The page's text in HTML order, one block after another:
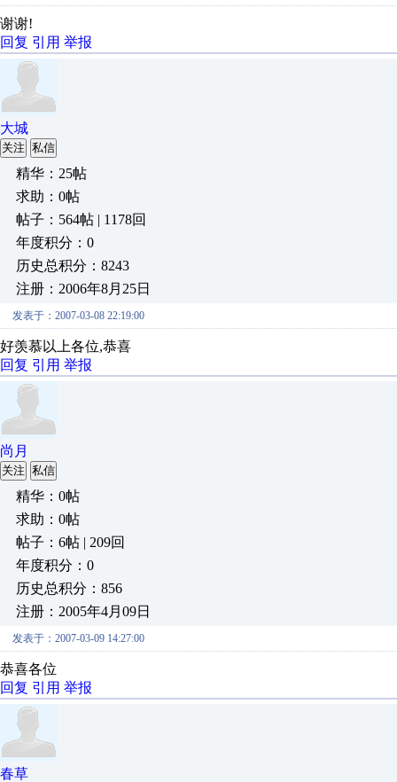
谢谢!
回复 引用 举报
大城
关注 私信
精华：25帖
求助：0帖
帖子：564帖 | 1178回
年度积分：0
历史总积分：8243
注册：2006年8月25日
发表于：2007-03-08 22:19:00
好羡慕以上各位,恭喜
回复 引用 举报
尚月
关注 私信
精华：0帖
求助：0帖
帖子：6帖 | 209回
年度积分：0
历史总积分：856
注册：2005年4月09日
发表于：2007-03-09 14:27:00
恭喜各位
回复 引用 举报
春草